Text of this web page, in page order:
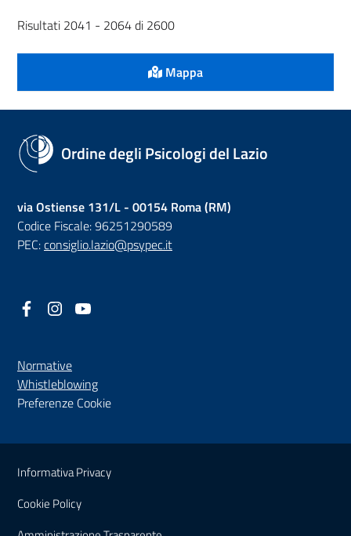
Risultati 2041 - 2064 di 2600
Mappa
Ordine degli Psicologi del Lazio
via Ostiense 131/L - 00154 Roma (RM)
Codice Fiscale: 96251290589
PEC:consiglio.lazio@psypec.it
Facebook
(nuova scheda - new tab)
Instagram
(nuova scheda - new tab)
Normative
Whistleblowing(nuova scheda - new tab)
Preferenze Cookie
Sezione Link Utili
Informativa Privacy
Cookie Policy